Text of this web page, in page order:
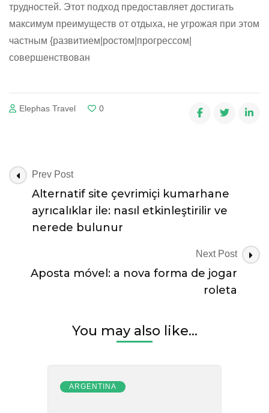
трудностей. Этот подход предоставляет достигать
максимум преимуществ от отдыха, не угрожая при этом
частным {развитием|ростом|прогрессом|
совершенствован
Elephas Travel 0
Post
Navigation
Prev Post
Alternatif site çevrimiçi kumarhane
ayrıcalıklar ile: nasıl etkinleştirilir ve
nerede bulunur
Next Post
Aposta móvel: a nova forma de jogar
roleta
You may also like...
ARGENTINA